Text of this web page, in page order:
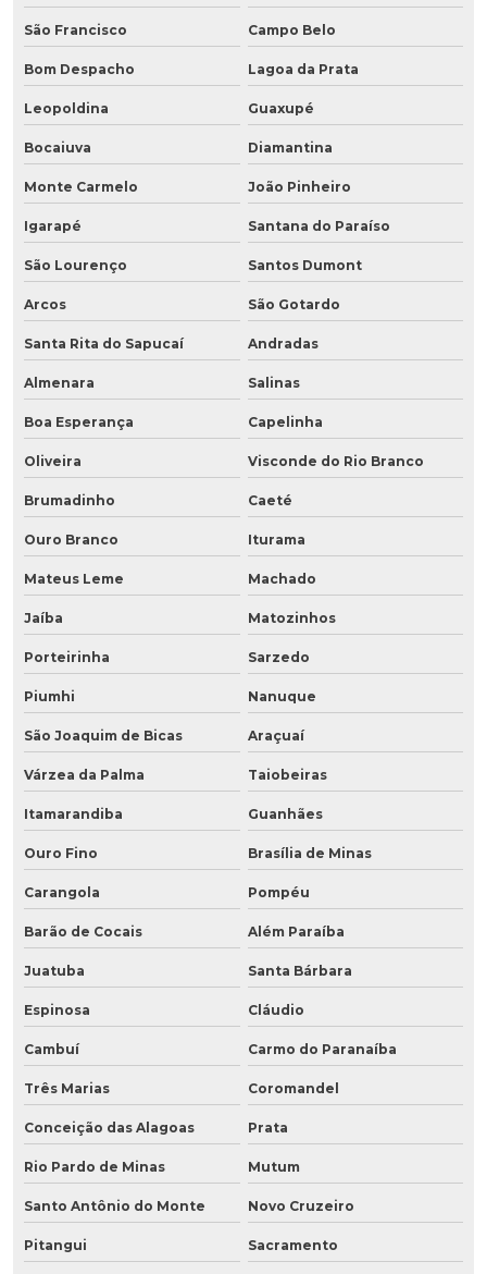
São Francisco Campo Belo
Bom Despacho Lagoa da Prata
Leopoldina Guaxupé
Bocaiuva Diamantina
Monte Carmelo João Pinheiro
Igarapé Santana do Paraíso
São Lourenço Santos Dumont
Arcos São Gotardo
Santa Rita do Sapucaí Andradas
Almenara Salinas
Boa Esperança Capelinha
Oliveira Visconde do Rio Branco
Brumadinho Caeté
Ouro Branco Iturama
Mateus Leme Machado
Jaíba Matozinhos
Porteirinha Sarzedo
Piumhi Nanuque
São Joaquim de Bicas Araçuaí
Várzea da Palma Taiobeiras
Itamarandiba Guanhães
Ouro Fino Brasília de Minas
Carangola Pompéu
Barão de Cocais Além Paraíba
Juatuba Santa Bárbara
Espinosa Cláudio
Cambuí Carmo do Paranaíba
Três Marias Coromandel
Conceição das Alagoas Prata
Rio Pardo de Minas Mutum
Santo Antônio do Monte Novo Cruzeiro
Pitangui Sacramento